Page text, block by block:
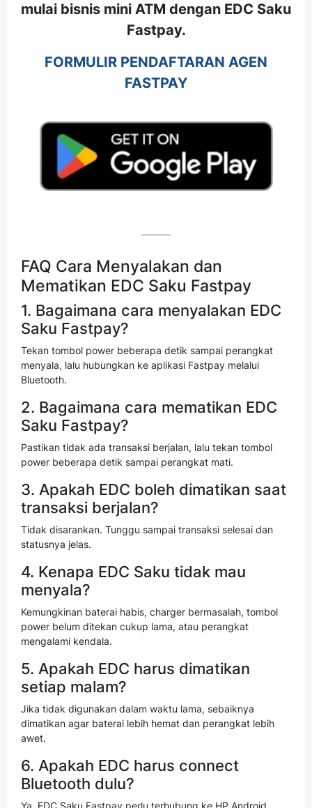
mulai bisnis mini ATM dengan EDC Saku
Fastpay.
FORMULIR PENDAFTARAN AGEN
FASTPAY
FAQ Cara Menyalakan dan
Mematikan EDC Saku Fastpay
1. Bagaimana cara menyalakan EDC
Saku Fastpay?
Tekan tombol power beberapa detik sampai perangkat
menyala, lalu hubungkan ke aplikasi Fastpay melalui
Bluetooth.
2. Bagaimana cara mematikan EDC
Saku Fastpay?
Pastikan tidak ada transaksi berjalan, lalu tekan tombol
power beberapa detik sampai perangkat mati.
3. Apakah EDC boleh dimatikan saat
transaksi berjalan?
Tidak disarankan. Tunggu sampai transaksi selesai dan
statusnya jelas.
4. Kenapa EDC Saku tidak mau
menyala?
Kemungkinan baterai habis, charger bermasalah, tombol
power belum ditekan cukup lama, atau perangkat
mengalami kendala.
5. Apakah EDC harus dimatikan
setiap malam?
Jika tidak digunakan dalam waktu lama, sebaiknya
dimatikan agar baterai lebih hemat dan perangkat lebih
awet.
6. Apakah EDC harus connect
Bluetooth dulu?
Ya, EDC Saku Fastpay perlu terhubung ke HP Android